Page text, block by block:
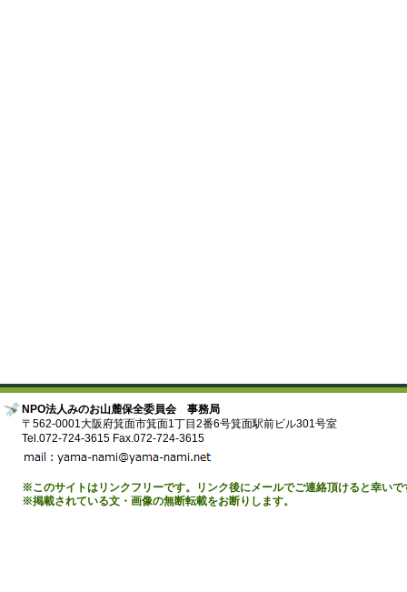
NPO法人みのお山麓保全委員会 事務局
〒562-0001大阪府箕面市箕面1丁目2番6号箕面駅前ビル301号室
Tel.072-724-3615 Fax.072-724-3615
※このサイトはリンクフリーです。リンク後にメールでご連絡頂けると幸いで
※掲載されている文・画像の無断転載をお断りします。